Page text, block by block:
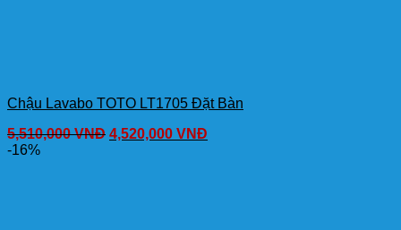
Chậu Lavabo TOTO LT1705 Đặt Bàn
5,510,000VNĐ 4,520,000 VNĐ
-16%